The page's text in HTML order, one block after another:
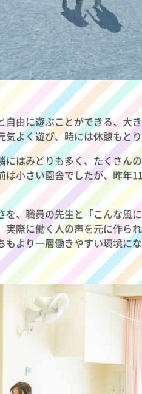
自由に遊ぶことができる、大
気よく遊び、時には休憩もと
にはみどりも多く、たくさん
は小さい園舎でしたが、昨年
を、職員の先生と「こんな風
実際に働く人の声を元に作ら
もより一層働きやすい環境に